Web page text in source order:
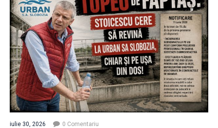
iulie 30, 2026 0 Comentariu